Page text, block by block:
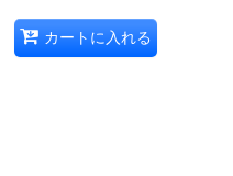
カートに入れる